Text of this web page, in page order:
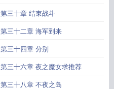
第三十章 结束战斗
第三十二章 海军到来
第三十四章 分别
第三十六章 夜之魔女求推荐
第三十八章 不夜之岛